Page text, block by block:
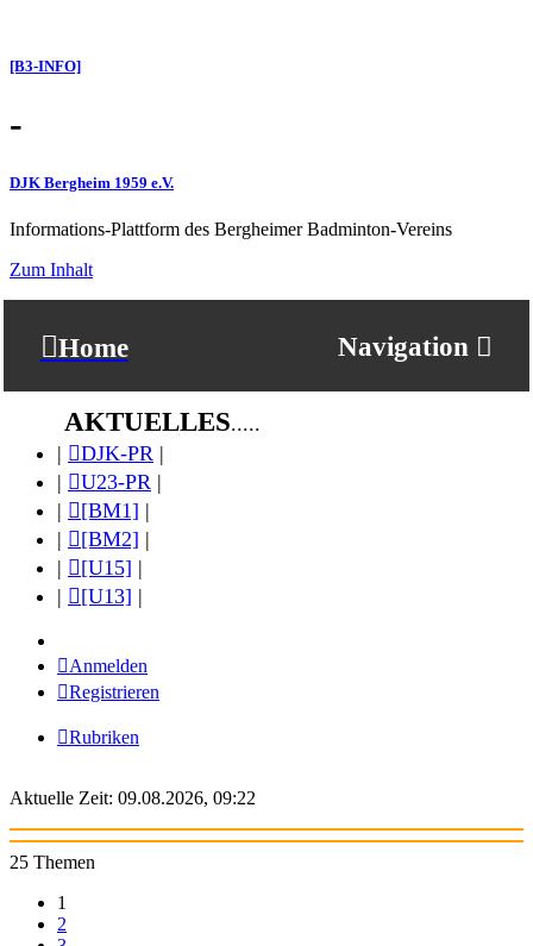
[B3-INFO]
-
DJK Bergheim 1959 e.V.
Informations-Plattform des Bergheimer Badminton-Vereins
Zum Inhalt
Home Navigation
AKTUELLES.....
|
DJK-PR |
|
U23-PR |
|
[BM1] |
|
[BM2] |
|
[U15] |
|
[U13] |
Anmelden
Registrieren
Rubriken
Aktuelle Zeit: 09.08.2026, 09:22
25 Themen
1
2